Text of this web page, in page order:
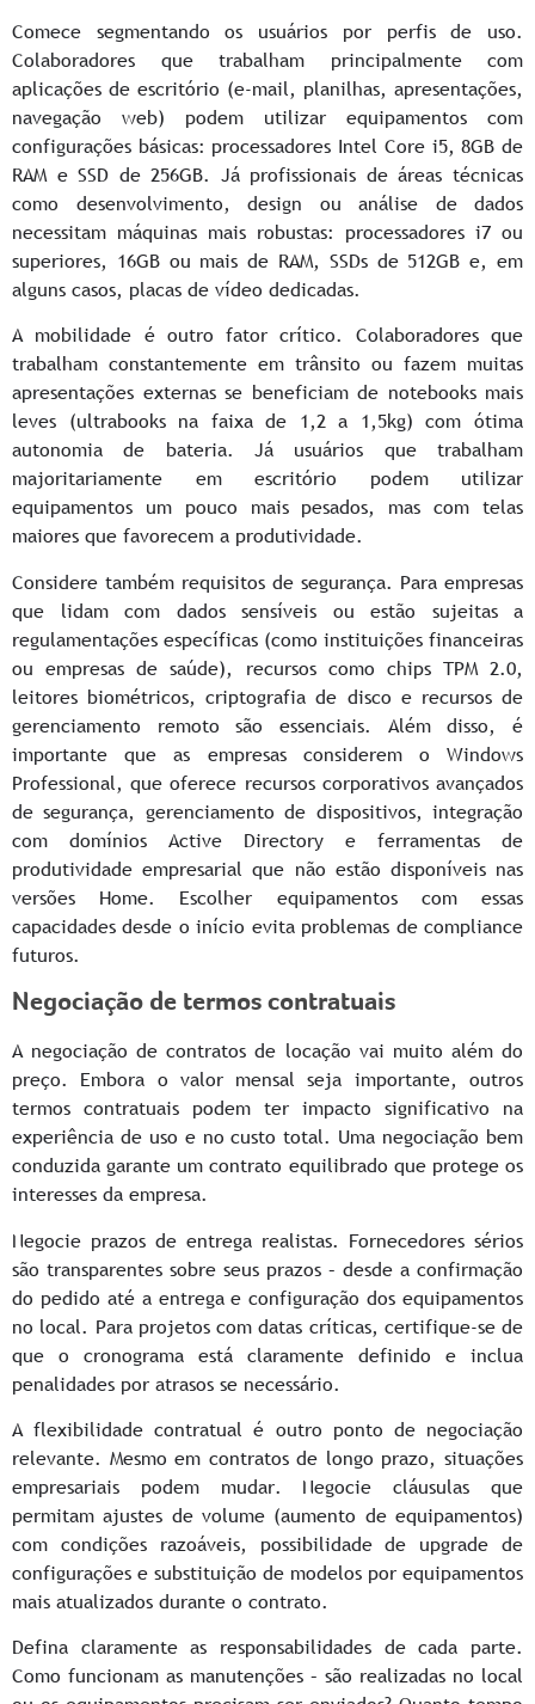
Comece segmentando os usuários por perfis de uso.
Colaboradores que trabalham principalmente com
aplicações de escritório (e-mail, planilhas, apresentações,
navegação web) podem utilizar equipamentos com
configurações básicas: processadores Intel Core i5, 8GB de
RAM e SSD de 256GB. Já profissionais de áreas técnicas
como desenvolvimento, design ou análise de dados
necessitam máquinas mais robustas: processadores i7 ou
superiores, 16GB ou mais de RAM, SSDs de 512GB e, em
alguns casos, placas de vídeo dedicadas.
A mobilidade é outro fator crítico. Colaboradores que
trabalham constantemente em trânsito ou fazem muitas
apresentações externas se beneficiam de notebooks mais
leves (ultrabooks na faixa de 1,2 a 1,5kg) com ótima
autonomia de bateria. Já usuários que trabalham
majoritariamente em escritório podem utilizar
equipamentos um pouco mais pesados, mas com telas
maiores que favorecem a produtividade.
Considere também requisitos de segurança. Para empresas
que lidam com dados sensíveis ou estão sujeitas a
regulamentações específicas (como instituições financeiras
ou empresas de saúde), recursos como chips TPM 2.0,
leitores biométricos, criptografia de disco e recursos de
gerenciamento remoto são essenciais. Além disso, é
importante que as empresas considerem o Windows
Professional, que oferece recursos corporativos avançados
de segurança, gerenciamento de dispositivos, integração
com domínios Active Directory e ferramentas de
produtividade empresarial que não estão disponíveis nas
versões Home. Escolher equipamentos com essas
capacidades desde o início evita problemas de compliance
futuros.
Negociação de termos contratuais
A negociação de contratos de locação vai muito além do
preço. Embora o valor mensal seja importante, outros
termos contratuais podem ter impacto significativo na
experiência de uso e no custo total. Uma negociação bem
conduzida garante um contrato equilibrado que protege os
interesses da empresa.
Negocie prazos de entrega realistas. Fornecedores sérios
são transparentes sobre seus prazos – desde a confirmação
do pedido até a entrega e configuração dos equipamentos
no local. Para projetos com datas críticas, certifique-se de
que o cronograma está claramente definido e inclua
penalidades por atrasos se necessário.
A flexibilidade contratual é outro ponto de negociação
relevante. Mesmo em contratos de longo prazo, situações
empresariais podem mudar. Negocie cláusulas que
permitam ajustes de volume (aumento de equipamentos)
com condições razoáveis, possibilidade de upgrade de
configurações e substituição de modelos por equipamentos
mais atualizados durante o contrato.
Defina claramente as responsabilidades de cada parte.
Como funcionam as manutenções – são realizadas no local